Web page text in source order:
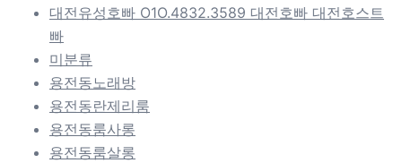
대전유성호빠 O1O.4832.3589 대전호빠 대전호스트
빠
미분류
용전동노래방
용전동란제리룸
용전동룸사롱
용전동룸살롱